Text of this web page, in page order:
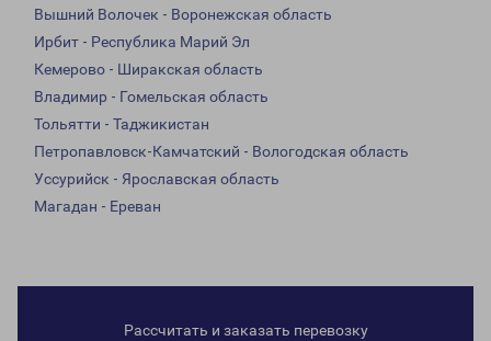
Вышний Волочек - Воронежская область
Ирбит - Республика Марий Эл
Кемерово - Ширакская область
Владимир - Гомельская область
Тольятти - Таджикистан
Петропавловск-Камчатский - Вологодская область
Уссурийск - Ярославская область
Магадан - Ереван
Рассчитать и заказать перевозку